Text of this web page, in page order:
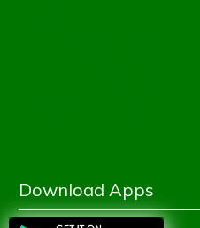
Download Apps